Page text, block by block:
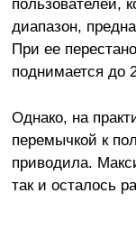
пользователей,
диапазон,
При ее
поднимается до
Однако, на
перемычкой к
приводила.
так и осталось